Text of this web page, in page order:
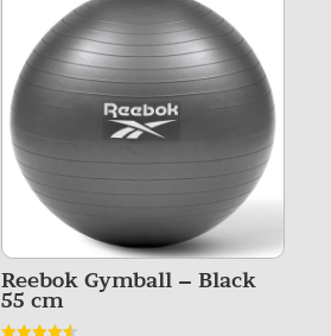
Reebok Gymball – Black
55 cm